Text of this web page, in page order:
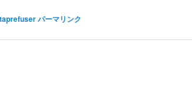
パーマリンク